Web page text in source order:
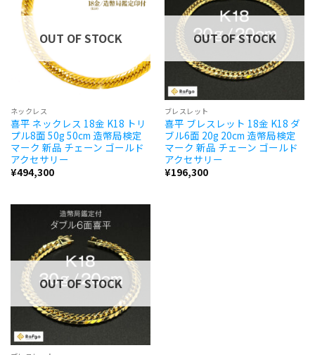
OUT OF STOCK
ネックレス
喜平 ネックレス 18金 K18 トリ
プル8面 50g 50cm 造幣局検定
マーク 新品 チェーン ゴールド
アクセサリー
¥494,300
OUT OF STOCK
ブレスレット
喜平 ブレスレット 18金 K18 ダ
ブル6面 20g 20cm 造幣局検定
マーク 新品 チェーン ゴールド
アクセサリー
¥196,300
OUT OF STOCK